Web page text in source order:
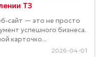
ТЗ
сайт — это не просто
успешного бизнеса.
карточко...
2026-04-01